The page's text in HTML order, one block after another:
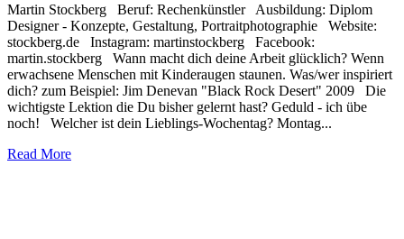
Martin Stockberg Beruf: Rechenkünstler Ausbildung: Diplom
Designer - Konzepte, Gestaltung, Portraitphotographie Website:
stockberg.de Instagram: martinstockberg Facebook:
martin.stockberg Wann macht dich deine Arbeit glücklich? Wenn
erwachsene Menschen mit Kinderaugen staunen. Was/wer inspiriert
dich? zum Beispiel: Jim Denevan "Black Rock Desert" 2009 Die
wichtigste Lektion die Du bisher gelernt hast? Geduld - ich übe
noch! Welcher ist dein Lieblings-Wochentag? Montag...
Read More